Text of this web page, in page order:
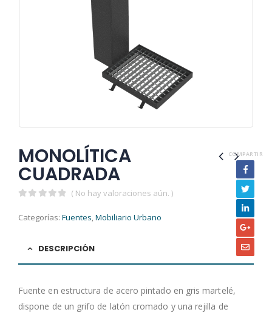
MONOLÍTICA
CUADRADA
( No hay valoraciones aún. )
Categorías: Fuentes,Mobiliario Urbano
COMPARTIR
DESCRIPCIÓN
Fuente en estructura de acero pintado en gris martelé,
dispone de un grifo de latón cromado y una rejilla de